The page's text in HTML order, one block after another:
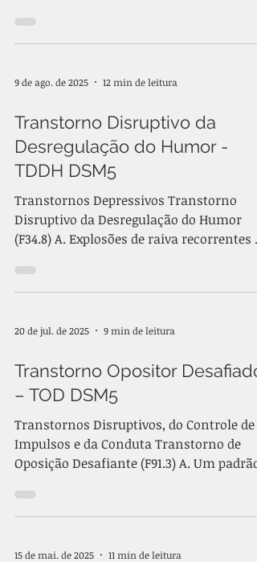
Unifesp), desenvolveram a Calculadora
Transdiagnóstica SMFQ , uma
identificação de sintomas de depressão e
Funciona a Calculadora Base: A
ferramenta utiliza a escala do
Questionário Breve de Humor e
Sentimentos (SMFQ - Short Mood and
Feelings
9 de ago. de 2025 12 min de leitura
Transtorno Disruptivo da
Desregulação do Humor -
TDDH DSM5
Transtornos Depressivos Transtorno
Disruptivo da Desregulação do Humor
(F34.8) A. Explosões de raiva recorrentes e
20 de jul. de 2025 9 min de leitura
Transtorno Opositor
– TOD DSM5
Transtornos Disruptivos, do Controle de
Impulsos e da Conduta Transtorno de
Oposição Desafiante (F91.3) A. Um padrão
15 de mai. de 2025 11 min de leitura